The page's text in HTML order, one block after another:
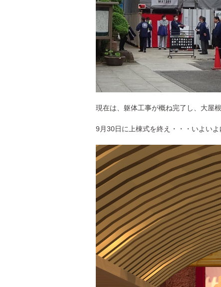
現在は、躯体工事が概ね完了し、大屋
9月30日に上棟式を終え・・・いよいよ